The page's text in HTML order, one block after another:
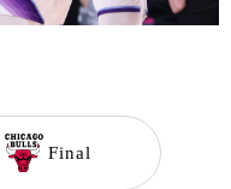
Final